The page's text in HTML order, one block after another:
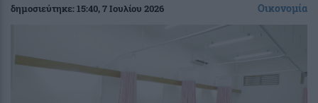
δημοσιεύτηκε:15:40, 7 Ιουλίου 2026 Οικονομία